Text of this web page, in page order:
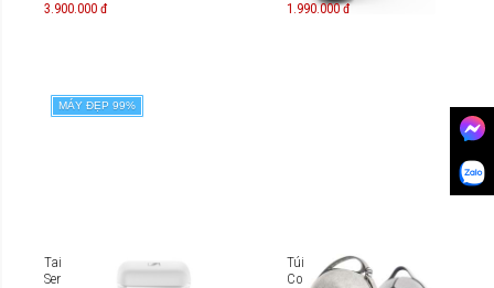
3.900.000 đ 1.990.000 đ
MÁY ĐẸP 99%
Tai nghe True Wireless
Sennheiser CX 400BT
Túi đựng loa Devialet
Cocoon Mania